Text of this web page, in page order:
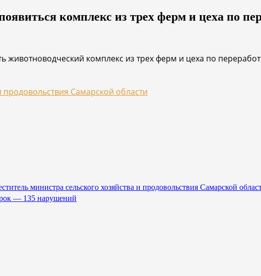
комплекс из трех ферм и цеха по
животноводческий комплекс из трех ферм и цеха по
продовольствия Самарской области
министра сельского хозяйства и продовольствия Самарской
— 135 нарушений